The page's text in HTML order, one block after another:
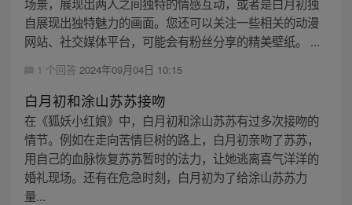
自展现出独特魅力的画面。您还可以关注一些相关的动漫
网站、社交媒体平台，可能会有粉丝分享的精美壁纸。 ...
1 个回答 2024年09月04日 10:15
白月初和涂山苏苏接吻
在《狐妖小红娘》中，白月初和涂山苏苏有过多次接吻的
情节。例如在走向苦情巨树的路上，白月初亲吻了苏苏，
用自己的血脉恢复苏苏暂时的法力，让她逃离喜气洋洋的
婚礼现场。还有在危急时刻，白月初为了给涂山苏苏力
量...